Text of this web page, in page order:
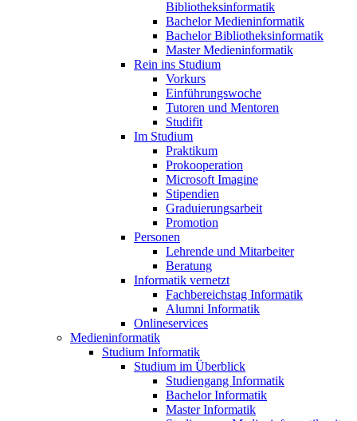
Bibliotheksinformatik
Bachelor Medieninformatik
Bachelor Bibliotheksinformatik
Master Medieninformatik
Rein ins Studium
Vorkurs
Einführungswoche
Tutoren und Mentoren
Studifit
Im Studium
Praktikum
Prokooperation
Microsoft Imagine
Stipendien
Graduierungsarbeit
Promotion
Personen
Lehrende und Mitarbeiter
Beratung
Informatik vernetzt
Fachbereichstag Informatik
Alumni Informatik
Onlineservices
Medieninformatik
Studium Informatik
Studium im Überblick
Studiengang Informatik
Bachelor Informatik
Master Informatik